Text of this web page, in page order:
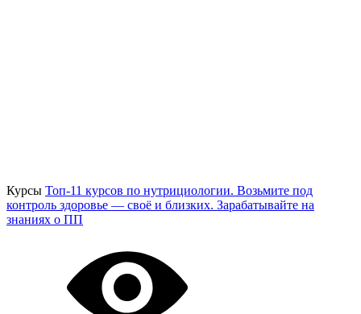
Курсы Топ-11 курсов по нутрициологии. Возьмите под
контроль здоровье — своё и близких. Зарабатывайте на
знаниях о ПП